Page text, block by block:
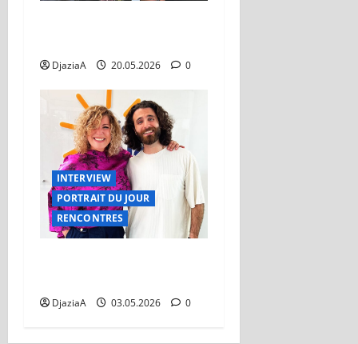
DjaziaA 20.05.2026 0
INTERVIEW
PORTRAIT DU JOUR
RENCONTRES
DjaziaA 03.05.2026 0